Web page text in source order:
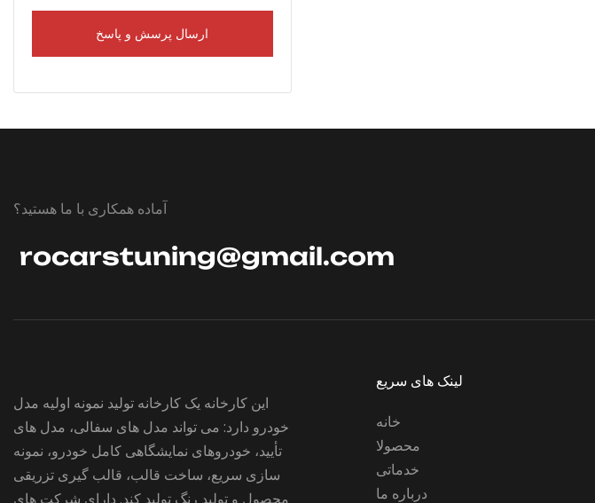
ارسال پرسش و پاسخ
آماده همکاری با ما هستید؟
rocarstuning@gmail.com
این کارخانه یک کارخانه تولید نمونه اولیه مدل
خودرو دارد: می تواند مدل های سفالی، مدل های
تأیید، خودروهای نمایشگاهی کامل خودرو، نمونه
سازی سریع، ساخت قالب، قالب گیری تزریقی
لینک های سریع
خانه
محصولا
خدماتی
درباره ما